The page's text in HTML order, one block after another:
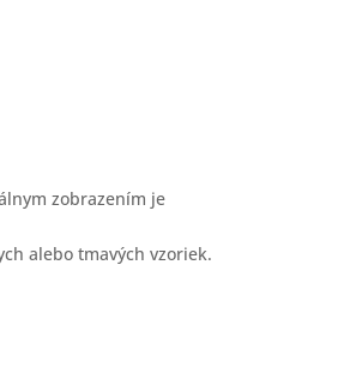
zobrazením je
alebo tmavých vzoriek.